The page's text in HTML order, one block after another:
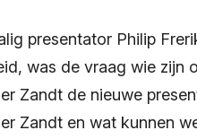
presentator Philip
was de vraag wie zijn
Zandt de nieuwe
Zandt en wat kunnen